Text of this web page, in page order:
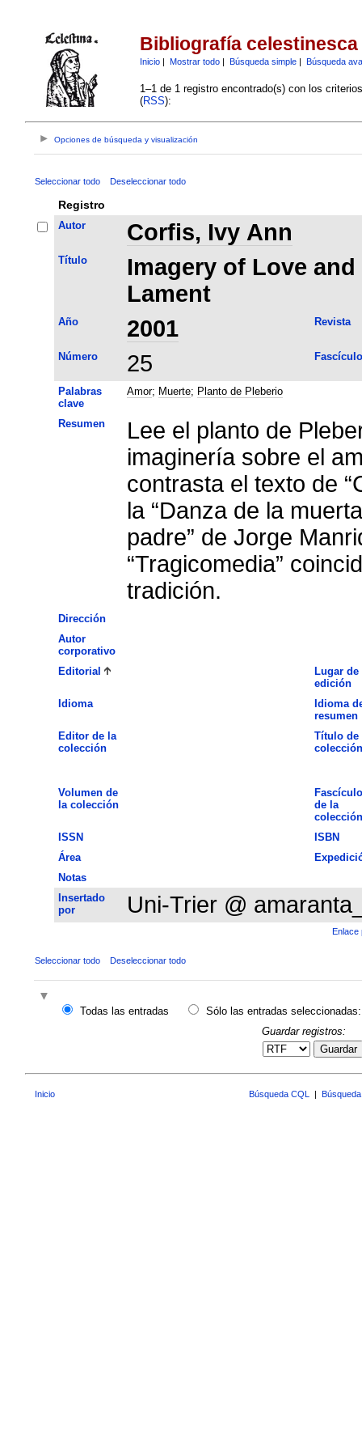
Bibliografía celestinesca
Inicio| Mostrar todo| Búsqueda simple| Búsqueda
1–1 de 1 registro encontrado(s) con los
(RSS):
Opciones de búsqueda y visualización
Seleccionar todo Deseleccionar todo
Registro
Autor Corfis, Ivy Ann
Título
Imagery of Love
Lament
Año 2001 Revista
Número 25 Fascículo
Palabras
clave
Amor; Muerte; Planto de Pleberio
Resumen
Lee el planto de
imaginería sobre el
contrasta el texto de
la “Danza de la
padre” de Jorge
“Tragicomedia”
tradición.
Dirección
Autor
corporativo
Editorial
Lugar de
edición
Idioma
Idioma
resumen
Editor de la
colección
Título de
colección
Volumen de
la colección
Fascículo
de la
colección
ISSN
ISBN
Área
Notas
Insertado
por
Uni-Trier @
Enlace
Seleccionar todo Deseleccionar todo
Todas las entradas
Sólo las entradas seleccionadas:
Guardar registros:
Guardar
Inicio Búsqueda CQL